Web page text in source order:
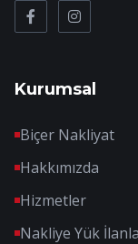
Kurumsal
Biçer Nakliyat
Hakkımızda
Hizmetler
Nakliye Yük